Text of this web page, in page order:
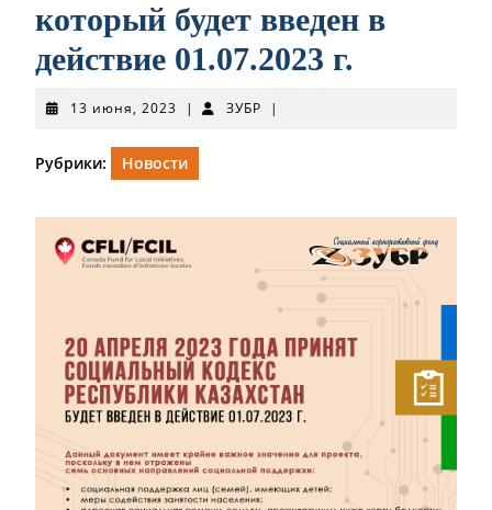
который будет введен в
действие 01.07.2023 г.
13 июня, 2023 13
2023
| ЗУБР ЗУБР
|
Рубрики: Новости